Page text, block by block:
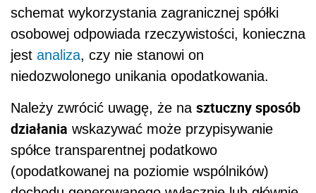
schemat wykorzystania zagranicznej spółki
osobowej odpowiada rzeczywistości, konieczna
jest analiza, czy nie stanowi on
niedozwolonego unikania opodatkowania.
Należy zwrócić uwagę, że na sztuczny sposób
działania wskazywać może przypisywanie
spółce transparentnej podatkowo
(opodatkowanej na poziomie wspólników)